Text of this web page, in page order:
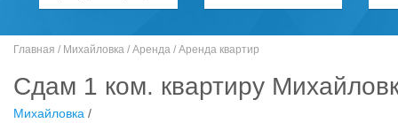
Главная / Михайловка / Аренда / Аренда квартир
Сдам 1 ком. квартиру
Михайловка /